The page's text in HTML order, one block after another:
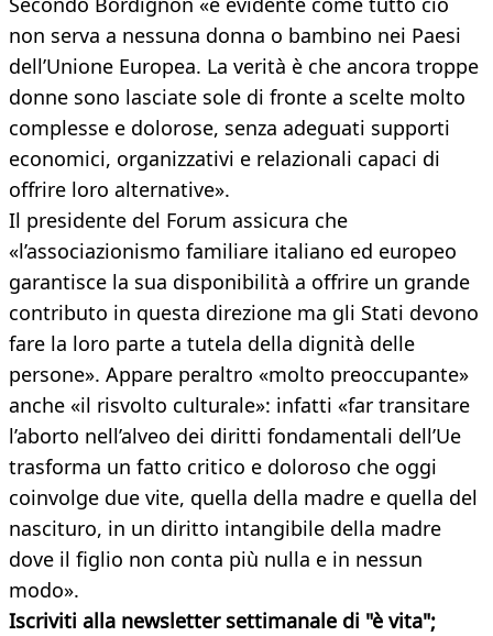
non serva a nessuna donna o bambino nei Paesi
dell’Unione Europea. La verità è che ancora troppe
donne sono lasciate sole di fronte a scelte molto
complesse e dolorose, senza adeguati supporti
economici, organizzativi e relazionali capaci di
offrire loro alternative».
Il presidente del Forum assicura che
«l’associazionismo familiare italiano ed europeo
garantisce la sua disponibilità a offrire un grande
contributo in questa direzione ma gli Stati devono
fare la loro parte a tutela della dignità delle
persone». Appare peraltro «molto preoccupante»
anche «il risvolto culturale»: infatti «far transitare
l’aborto nell’alveo dei diritti fondamentali dell’Ue
trasforma un fatto critico e doloroso che oggi
coinvolge due vite, quella della madre e quella del
nascituro, in un diritto intangibile della madre
dove il figlio non conta più nulla e in nessun
modo».
Iscriviti alla newsletter settimanale di "è vita";